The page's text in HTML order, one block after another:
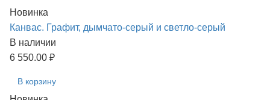
Новинка
Канвас. Графит, дымчато-серый и светло-серый
В наличии
6 550.00 ₽
В корзину